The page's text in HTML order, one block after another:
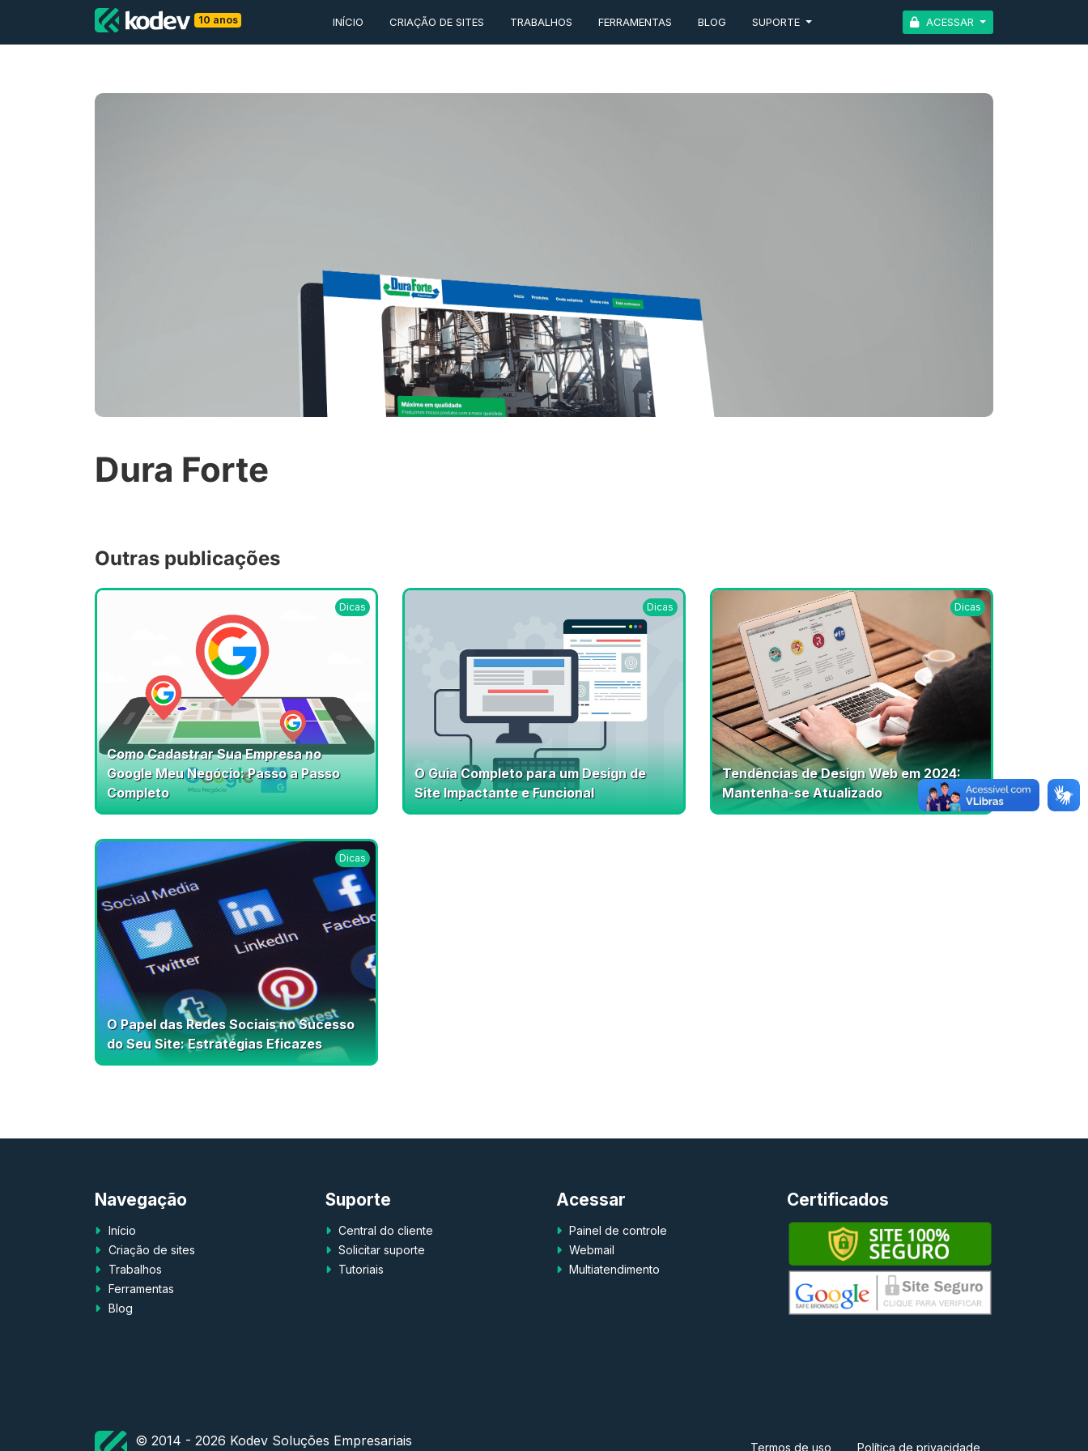
10 anos INÍCIO CRIAÇÃO DE SITES TRABALHOS FERRAMENTAS BLOG SUPORTE ACESSAR
Dura Forte
Outras publicações
Dicas
Como Cadastrar Sua Empresa no
Google Meu Negócio: Passo a Passo
Completo
Dicas
O Guia Completo para um Design de
Site Impactante e Funcional
Dicas
Tendências de Design Web em 2024:
Mantenha-se Atualizado
Dicas
O Papel das Redes Sociais no Sucesso
do Seu Site: Estratégias Eficazes
Navegação
Início
Criação de sites
Trabalhos
Ferramentas
Blog
Suporte
Central do cliente
Solicitar suporte
Tutoriais
Acessar
Painel de controle
Webmail
Multiatendimento
Certificados
© 2014 - 2026 Kodev Soluções Empresariais Termos de uso Política de privacidade